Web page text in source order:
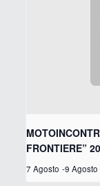
FRONTIERE”
7 Agosto -9 Agosto